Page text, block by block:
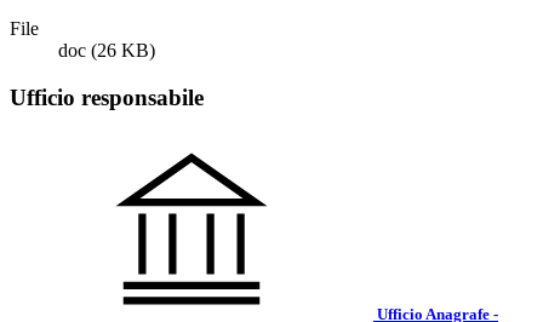
File
doc (26 KB)
Ufficio responsabile
Ufficio Anagrafe -